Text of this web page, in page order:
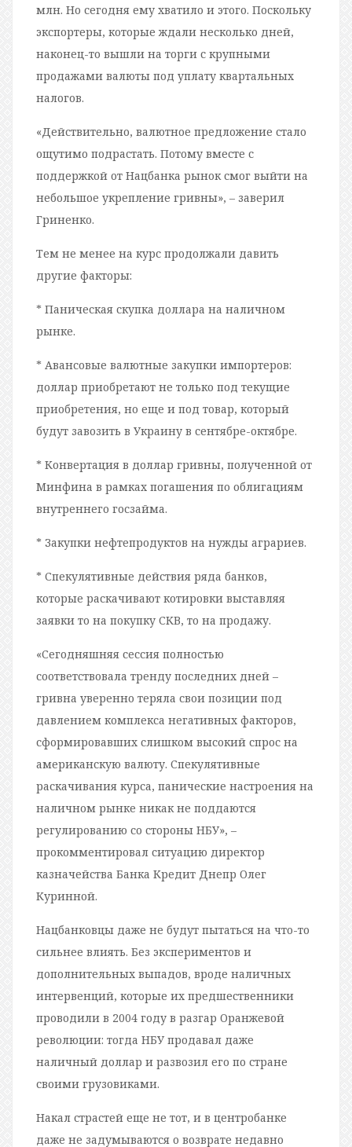
млн. Но сегодня ему хватило и этого. Поскольку
экспортеры, которые ждали несколько дней,
наконец-то вышли на торги с крупными
продажами валюты под уплату квартальных
налогов.
«Действительно, валютное предложение стало
ощутимо подрастать. Потому вместе с
поддержкой от Нацбанка рынок смог выйти на
небольшое укрепление гривны», – заверил
Гриненко.
Тем не менее на курс продолжали давить
другие факторы:
* Паническая скупка доллара на наличном
рынке.
* Авансовые валютные закупки импортеров:
доллар приобретают не только под текущие
приобретения, но еще и под товар, который
будут завозить в Украину в сентябре-октябре.
* Конвертация в доллар гривны, полученной от
Минфина в рамках погашения по облигациям
внутреннего госзайма.
* Закупки нефтепродуктов на нужды аграриев.
* Спекулятивные действия ряда банков,
которые раскачивают котировки выставляя
заявки то на покупку СКВ, то на продажу.
«Сегодняшняя сессия полностью
соответствовала тренду последних дней –
гривна уверенно теряла свои позиции под
давлением комплекса негативных факторов,
сформировавших слишком высокий спрос на
американскую валюту. Спекулятивные
раскачивания курса, панические настроения на
наличном рынке никак не поддаются
регулированию со стороны НБУ», –
прокомментировал ситуацию директор
казначейства Банка Кредит Днепр Олег
Куринной.
Нацбанковцы даже не будут пытаться на что-то
сильнее влиять. Без экспериментов и
дополнительных выпадов, вроде наличных
интервенций, которые их предшественники
проводили в 2004 году в разгар Оранжевой
революции: тогда НБУ продавал даже
наличный доллар и развозил его по стране
своими грузовиками.
Накал страстей еще не тот, и в центробанке
даже не задумываются о возврате недавно